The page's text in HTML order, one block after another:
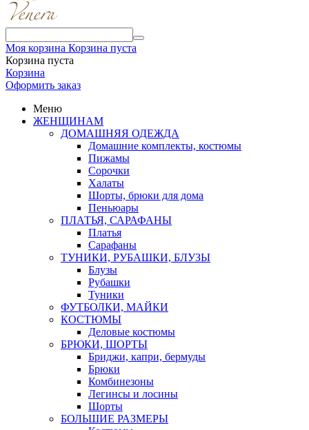
Моя корзина Корзина пуста
Корзина пуста
Корзина
Оформить заказ
Меню
ЖЕНЩИНАМ
ДОМАШНЯЯ ОДЕЖДА
Домашние комплекты, костюмы
Пижамы
Сорочки
Халаты
Шорты, брюки для дома
Пеньюары
ПЛАТЬЯ, САРАФАНЫ
Платья
Сарафаны
ТУНИКИ, РУБАШКИ, БЛУЗЫ
Блузы
Рубашки
Туники
ФУТБОЛКИ, МАЙКИ
КОСТЮМЫ
Деловые костюмы
БРЮКИ, ШОРТЫ
Бриджи, капри, бермуды
Брюки
Комбинезоны
Легинсы и лосины
Шорты
БОЛЬШИЕ РАЗМЕРЫ